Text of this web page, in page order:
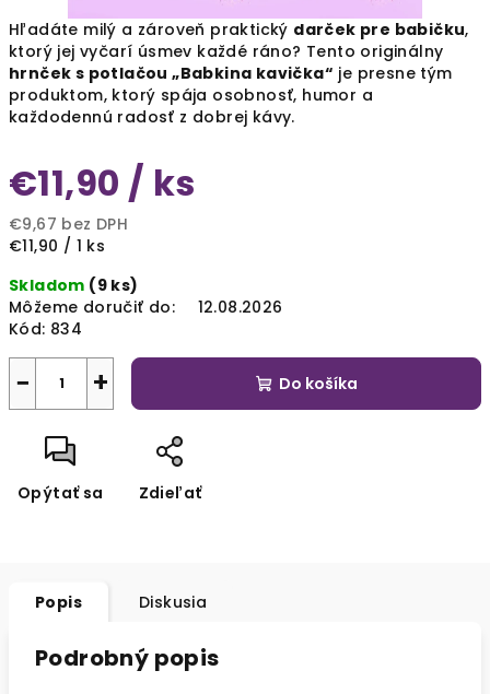
Hľadáte milý a zároveň praktický darček pre babičku,
ktorý jej vyčarí úsmev každé ráno? Tento originálny
hrnček s potlačou „Babkina kavička“ je presne tým
produktom, ktorý spája osobnosť, humor a
každodennú radosť z dobrej kávy.
€11,90 / ks
€9,67 bez DPH
Jednotková
€11,90 / 1 ks
Skladom (9 ks)
Môžeme doručiť do:
12.08.2026
Kód: 834
+
− Do košíka
Opýtať sa Zdieľať
Popis Diskusia
Podrobný popis